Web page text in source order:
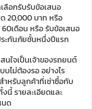
ลือกรับรับข้อเสนอ
20,000 บาท หรือ
เดือน หรือ รับข้อเสนอ
ะกันภัยชั้นหนึ่งปีแรก
ใจเป็นเจ้าของรถยนต์
ไม่ต้องรอ อย่างไร
หรับลูกค้าที่เช่าซื้อกับ
นี้ รายละเอียดและ
นด